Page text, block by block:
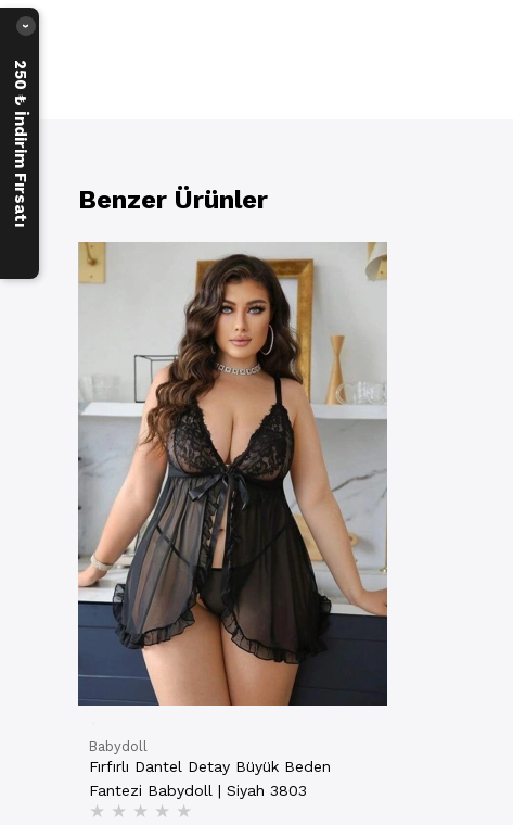
Benzer Ürünler
Babydoll
Fırfırlı Dantel Detay Büyük Beden
Fantezi Babydoll | Siyah 3803
★ ★ ★ ★ ★
250 ₺ İndirim Fırsatı
›